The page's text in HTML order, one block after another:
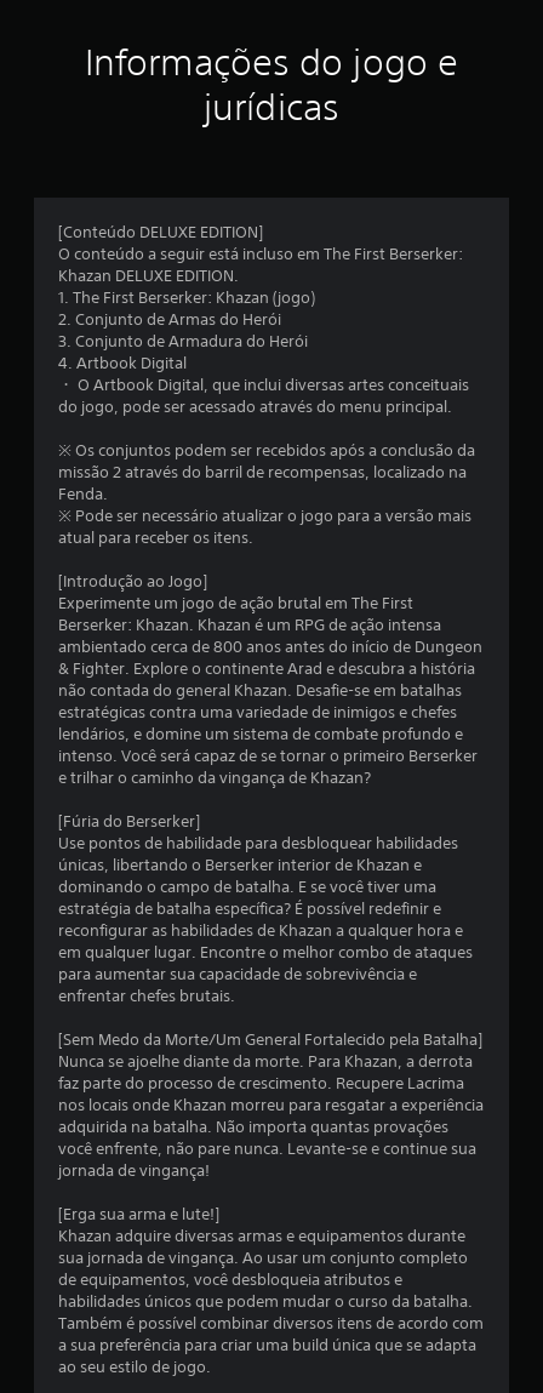
a
ç
õ
s
s
s
a
r
d
e
s
c
o
n
f
r
t
v
u
a
l
.
c
i
l
e
i
t
u
r
a
.
n
o
a
j
u
s
t
á
v
l
(
á
i
c
a
)
S
ã
o
o
f
e
r
e
c
i
d
a
s
a
l
g
m
a
s
o
p
ç
õ
s
d
e
i
n
v
e
r
Informações do jogo e
jurídicas
[Conteúdo DELUXE EDITION]
O conteúdo a seguir está incluso em The First Berserker:
Khazan DELUXE EDITION.
1. The First Berserker: Khazan (jogo)
2. Conjunto de Armas do Herói
3. Conjunto de Armadura do Herói
4. Artbook Digital
・ O Artbook Digital, que inclui diversas artes conceituais
do jogo, pode ser acessado através do menu principal.
※ Os conjuntos podem ser recebidos após a conclusão da
missão 2 através do barril de recompensas, localizado na
Fenda.
※ Pode ser necessário atualizar o jogo para a versão mais
atual para receber os itens.
[Introdução ao Jogo]
Experimente um jogo de ação brutal em The First
Berserker: Khazan. Khazan é um RPG de ação intensa
ambientado cerca de 800 anos antes do início de Dungeon
& Fighter. Explore o continente Arad e descubra a história
não contada do general Khazan. Desafie-se em batalhas
estratégicas contra uma variedade de inimigos e chefes
lendários, e domine um sistema de combate profundo e
intenso. Você será capaz de se tornar o primeiro Berserker
e trilhar o caminho da vingança de Khazan?
[Fúria do Berserker]
Use pontos de habilidade para desbloquear habilidades
únicas, libertando o Berserker interior de Khazan e
dominando o campo de batalha. E se você tiver uma
estratégia de batalha específica? É possível redefinir e
reconfigurar as habilidades de Khazan a qualquer hora e
em qualquer lugar. Encontre o melhor combo de ataques
para aumentar sua capacidade de sobrevivência e
enfrentar chefes brutais.
[Sem Medo da Morte/Um General Fortalecido pela Batalha]
Nunca se ajoelhe diante da morte. Para Khazan, a derrota
faz parte do processo de crescimento. Recupere Lacrima
nos locais onde Khazan morreu para resgatar a experiência
adquirida na batalha. Não importa quantas provações
você enfrente, não pare nunca. Levante-se e continue sua
jornada de vingança!
[Erga sua arma e lute!]
Khazan adquire diversas armas e equipamentos durante
sua jornada de vingança. Ao usar um conjunto completo
de equipamentos, você desbloqueia atributos e
habilidades únicos que podem mudar o curso da batalha.
Também é possível combinar diversos itens de acordo com
a sua preferência para criar uma build única que se adapta
ao seu estilo de jogo.